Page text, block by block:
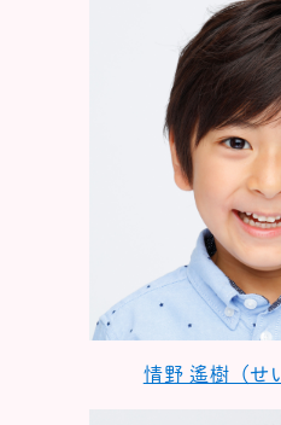
情野 遙樹（せ